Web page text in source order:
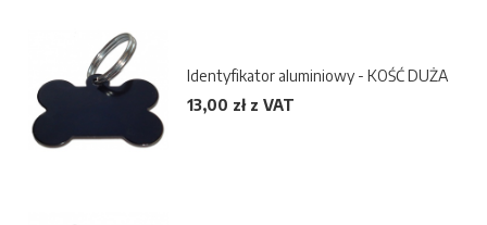
Identyfikator aluminiowy - KOŚĆ DUŻA
13,00 zł z VAT